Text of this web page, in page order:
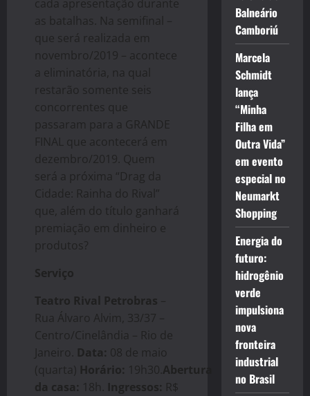
cada apresentação durante
as batalhas. Na semifinal –
que será realizada em
novembro/2019 – acontece
a eliminatória, na qual
restarão somente seis
concorrentes que
passaram para a GRANDE
FINAL que acontecerá em
dezembro/2019. Quem
será a próxima “Drag da
Cidade: Rainha do Rival”
que, além do título ganhará
premiação em dinheiro e
produtos?
Serviço
Teatro Rival Petrobras –
Rua Álvaro Alvim, 33/37 –
Centro/Cinelândia – Rio de
Janeiro. Data: 08 de maio
(quarta) Horário: 19h30. Abertura
da casa: 18h. Ingressos: R$
Balneário
Camboriú
Marcela
Schmidt
lança
“Minha
Filha em
Outra Vida”
em evento
especial no
Neumarkt
Shopping
Energia do
futuro:
hidrogênio
verde
impulsiona
nova
fronteira
industrial
no Brasil